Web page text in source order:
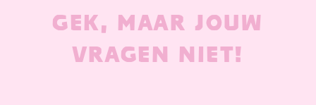
GEK, MAAR JOUW
VRAGEN NIET!